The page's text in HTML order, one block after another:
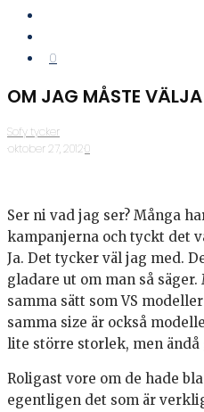
0
OM JAG MÅSTE VÄLJA
Sofy tycker
·oktober 27, 2012·0
Ser ni vad jag ser? Många
kampanjerna och tyckt det
Ja. Det tycker väl jag med.
gladare ut om man så
samma sätt som VS
samma size är också
lite större storlek, men ändå
Roligast vore om de hade
egentligen det som är